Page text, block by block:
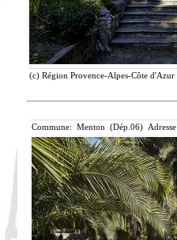
(c) Région Provence-Alpes-Côte
Commune: Menton (Dép.06)